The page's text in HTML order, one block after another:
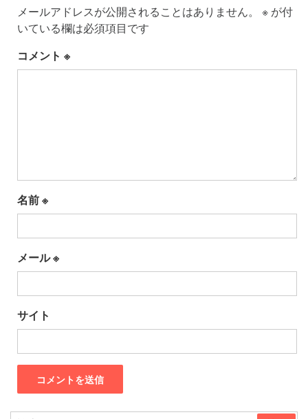
メールアドレスが公開されることはありません。 ※ が付
いている欄は必須項目です
コメント ※
名前※
メール※
サイト